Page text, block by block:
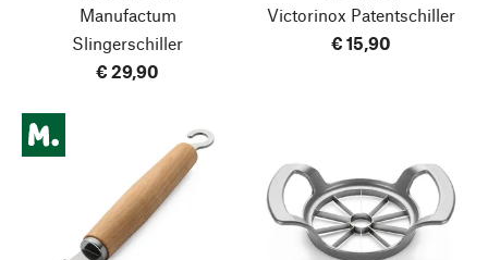
Manufactum
Slingerschiller
€ 29,90
Victorinox Patentschiller
€ 15,90